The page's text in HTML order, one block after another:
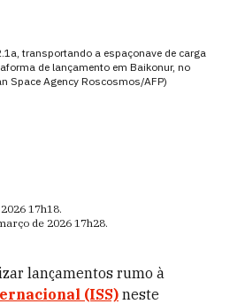
transportando a espaçonave de carga
de lançamento em Baikonur, no
Space Agency Roscosmos/AFP)
17h18.
de 202617h28.
lançamentos rumo à
(ISS) neste